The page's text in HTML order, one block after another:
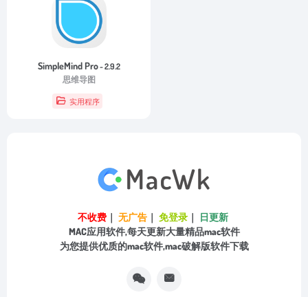
SimpleMind Pro- 2.9.2
思维导图
实用程序
不收费 ｜ 无广告 ｜ 免登录 ｜
日更新
MAC应用软件,每天更新大量精品mac软件
为您提供优质的mac软件,mac破解版软件下载